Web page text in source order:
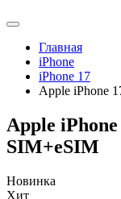
Главная
iPhone
iPhone 17
Apple iPhone
Apple
SIM+eSIM
Новинка
Хит